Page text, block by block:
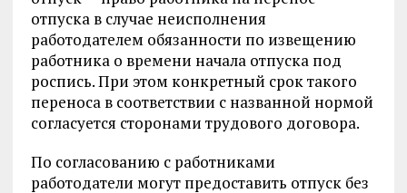
отпуска в случае неисполнения
работодателем обязанности по извещению
работника о времени начала отпуска под
роспись. При этом конкретный срок такого
переноса в соответствии с названной нормой
согласуется сторонами трудового договора.
По согласованию с работниками
работодатели могут предоставить отпуск без